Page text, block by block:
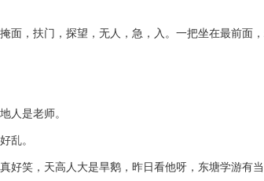
，扶门，探望，无人，急，入。一把坐在最前面，
是老师。
乱。
笑，天高人大是旱鹅，昨日看他呀，东塘学游有